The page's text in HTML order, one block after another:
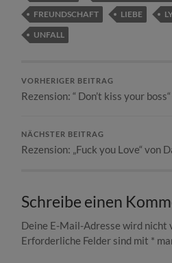
FREUNDSCHAFT
LIEBE
UNFALL
VORHERIGER BEITRAG
Rezension: “ Don’t kiss your
NÄCHSTER BEITRAG
Rezension: „Fuck you Love“ von
Schreibe einen
Deine E-Mail-Adresse wird
Erforderliche Felder sind mit *